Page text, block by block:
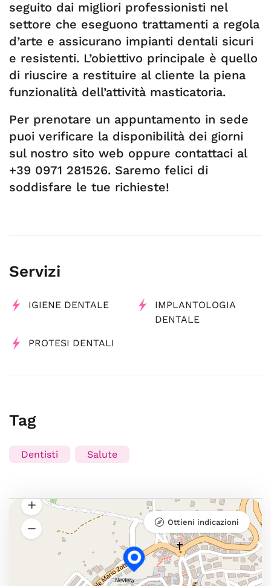
seguito dai migliori professionisti nel
settore che eseguono trattamenti a regola
d’arte e assicurano impianti dentali sicuri
e resistenti. L’obiettivo principale è quello
di riuscire a restituire al cliente la piena
funzionalità dell’attività masticatoria.
Per prenotare un appuntamento in sede
puoi verificare la disponibilità dei giorni
sul nostro sito web oppure contattaci al
+39 0971 281526. Saremo felici di
soddisfare le tue richieste!
Servizi
IGIENE DENTALE
IMPLANTOLOGIA
DENTALE
PROTESI DENTALI
Tag
Dentisti Salute
Ottieni indicazioni